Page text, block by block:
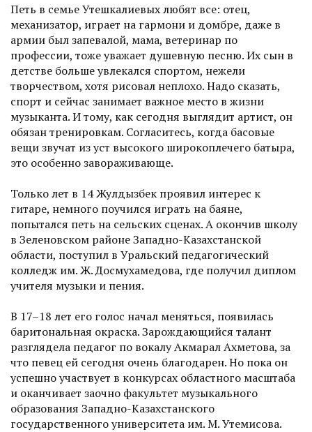
Петь в семье Утешкалиевых любят все: отец,
механизатор, играет на гармони и домбре, даже в
армии был запевалой, мама, ветеринар по
профессии, тоже уважает душевную песню. Их сын в
детстве больше увлекался спортом, нежели
творчеством, хотя рисовал неплохо. Надо сказать,
спорт и сейчас занимает важное место в жизни
музыканта. И тому, как сегодня выглядит артист, он
обязан тренировкам. Согласитесь, когда басовые
вещи звучат из уст высокого широкоплечего батыра,
это особенно завораживающе.
Только лет в 14 Жулдызбек проявил интерес к
гитаре, немного поучился играть на баяне,
попытался петь на сельских сценах. А окончив школу
в Зеленовском районе Западно-Казахстанской
области, поступил в Уральский педагогический
колледж им. Ж. Досмухамедова, где получил диплом
учителя музыки и пения.
В 17–18 лет его голос начал меняться, появилась
баритональная окраска. Зарождаю­щийся талант
разглядела педагог по вокалу Акмарал Ахметова, за
что певец ей сегодня очень благодарен. Но пока он
успешно участвует в конкурсах областного масштаба
и оканчивает заочно факультет музыкального
образования Западно-Казахстанского
государственного университета им. М. Утемисова.